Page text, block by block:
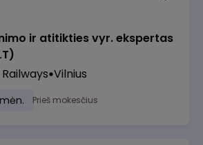
ir atitikties vyr. ekspertas
Vilnius
Prieš mokesčius